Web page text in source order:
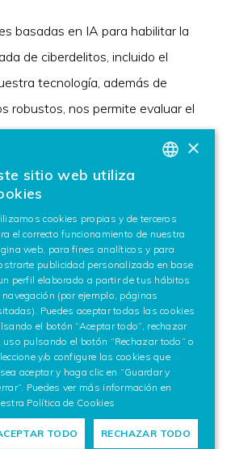
basadas en IA para habilitar la
de ciberdelitos, incluido el
tecnología, además de
robustos, nos permite evaluar el
desarrollados por terceros
de la IA confiable en
marcos regulatorios.
Security Intelligence and
automáticamente grandes
digitales, tanto recabados en un
como de fuentes externas de
(internet, darkweb, otros
sobre campañas de fraude,
venta de información o
prevenir nuevos incidentes,
o perseguir a los autores
ENGLISH
×
sitio web utiliza
cookies propias y de terceros
el correcto funcionamiento de nuestra
web, para fines analíticos y para
publicidad personalizada en base
perfil elaborado a partir de tus hábitos
navegación (por ejemplo, páginas
Puedes aceptar todas las cookies
el botón “Aceptar todo”, rechazar
uso pulsando el botón “Rechazar todo” o
y/o configure las cookies que
aceptar y haga clic en “Guardar y
Puedes ver más información en
Política de Cookies
TODO RECHAZAR TODO